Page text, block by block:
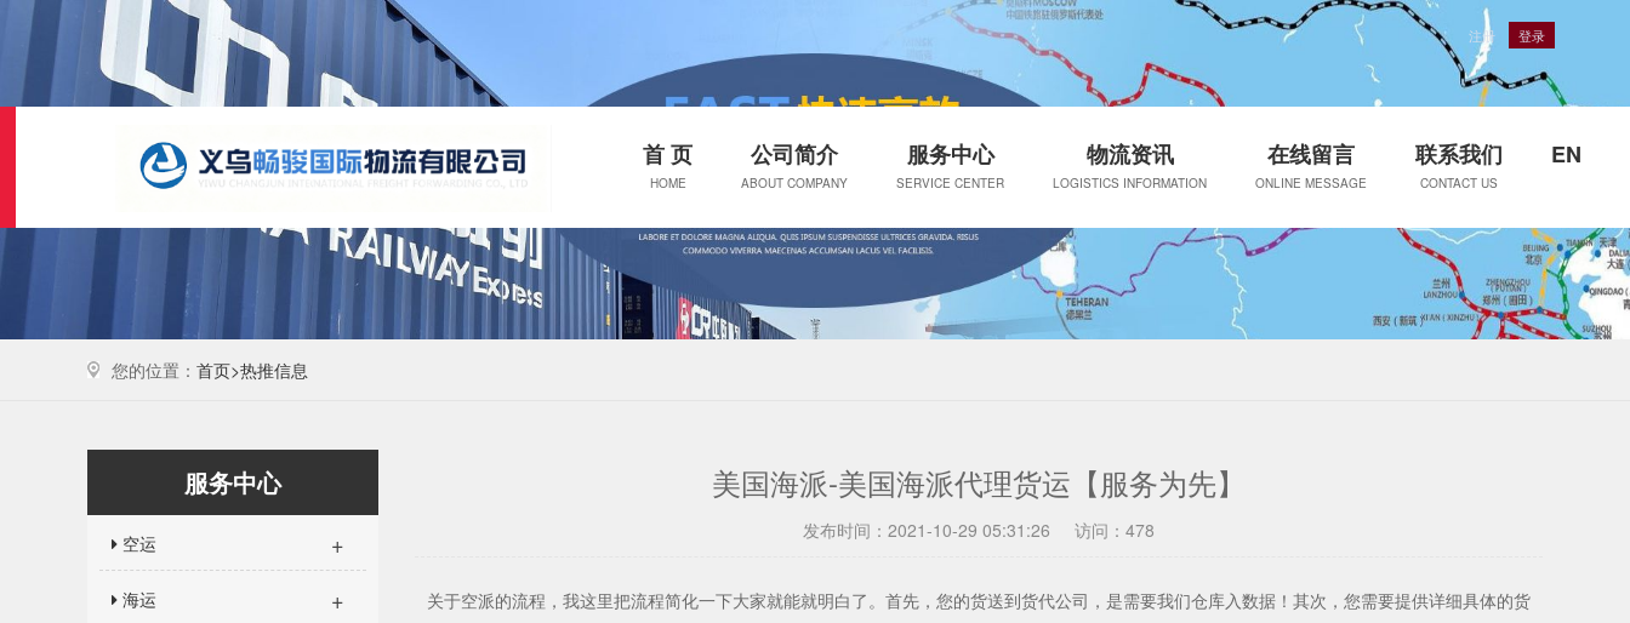
注册 登录
首 页
HOME
公司简介
ABOUT COMPANY
服务中心
SERVICE CENTER
物流资讯
LOGISTICS INFORMATION
在线留言
ONLINE MESSAGE
联系我们
CONTACT US
EN
您的位置： 首页>热推信息
服务中心
空运 +
海运 +
美国海派-美国海派代理货运【服务为先】
发布时间：2021-10-29 05:31:26 访问：478
关于空派的流程，我这里把流程简化一下大家就能就明白了。首先，您的货送到货代公司，是需要我们仓库入数据！其次，您需要提供详细具体的货